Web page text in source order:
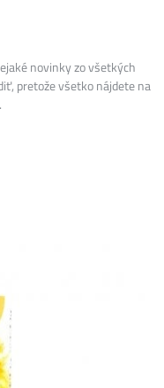
novinky zo všetkých
pretože všetko nájdete na